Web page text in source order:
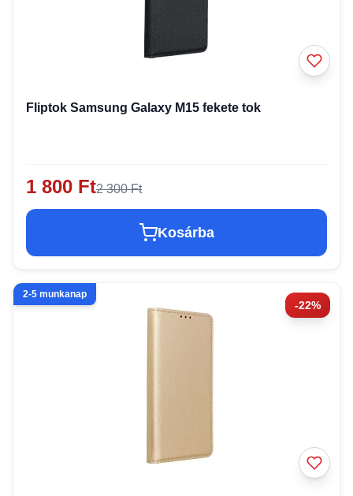
Fliptok Samsung Galaxy M15 fekete tok
1 800 Ft2 300 Ft
Kosárba
-22%
2-5 munkanap